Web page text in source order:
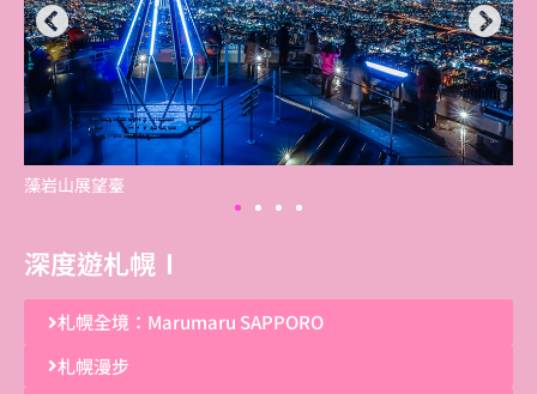
藻岩山展望臺
深度遊札幌Ⅰ
札幌全境：Marumaru SAPPORO
札幌漫步